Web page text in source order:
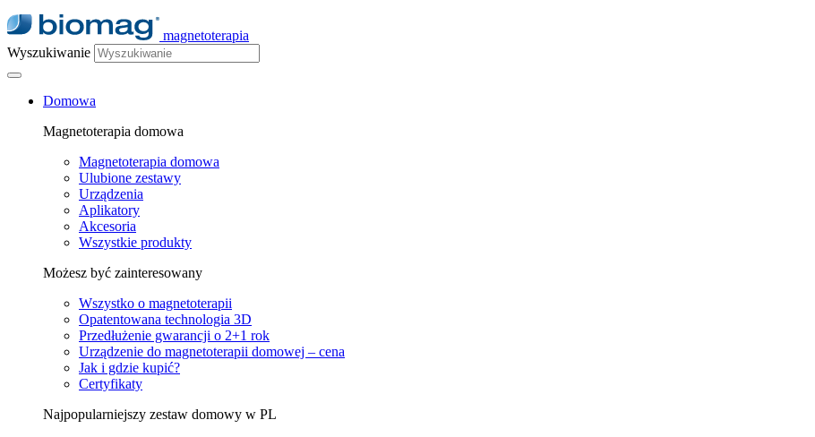
magnetoterapia
Wyszukiwanie
Domowa
Magnetoterapia domowa
Magnetoterapia domowa
Ulubione zestawy
Urządzenia
Aplikatory
Akcesoria
Wszystkie produkty
Możesz być zainteresowany
Wszystko o magnetoterapii
Opatentowana technologia 3D
Przedłużenie gwarancji o 2+1 rok
Urządzenie do magnetoterapii domowej – cena
Jak i gdzie kupić?
Certyfikaty
Najpopularniejszy zestaw domowy w PL